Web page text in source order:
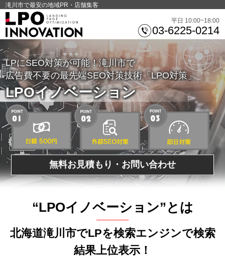
滝川市で最安の地域PR・店舗集客
平日 10:00~18:00
03-6225-0214
LPにSEO対策が可能！滝川市で
広告費不要の最先端SEO対策技術「LPO対策」
LPOイノベーション
無料お見積もり・お問い合わせ
“LPOイノベーション”とは
北海道滝川市でLPを検索エンジンで検索
結果上位表示！